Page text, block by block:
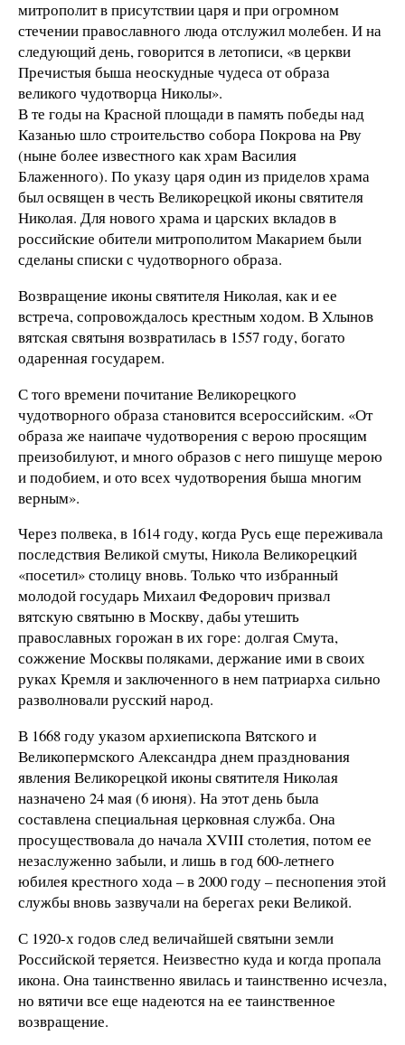
митрополит в присутствии царя и при огромном
стечении православного люда отслужил молебен. И на
следующий день, говорится в летописи, «в церкви
Пречистыя быша неоскудные чудеса от образа
великого чудотворца Николы».
В те годы на Красной площади в память победы над
Казанью шло строительство собора Покрова на Рву
(ныне более известного как храм Василия
Блаженного). По указу царя один из приделов храма
был освящен в честь Великорецкой иконы святителя
Николая. Для нового храма и царских вкладов в
российские обители митрополитом Макарием были
сделаны списки с чудотворного образа.
Возвращение иконы святителя Николая, как и ее
встреча, сопровождалось крестным ходом. В Хлынов
вятская святыня возвратилась в 1557 году, богато
одаренная государем.
С того времени почитание Великорецкого
чудотворного образа становится всероссийским. «От
образа же наипаче чудотворения с верою просящим
преизобилуют, и много образов с него пишуще мерою
и подобием, и ото всех чудотворения быша многим
верным».
Через полвека, в 1614 году, когда Русь еще переживала
последствия Великой смуты, Никола Великорецкий
«посетил» столицу вновь. Только что избранный
молодой государь Михаил Федорович призвал
вятскую святыню в Москву, дабы утешить
православных горожан в их горе: долгая Смута,
сожжение Москвы поляками, держание ими в своих
руках Кремля и заключенного в нем патриарха сильно
разволновали русский народ.
В 1668 году указом архиепископа Вятского и
Великопермского Александра днем празднования
явления Великорецкой иконы святителя Николая
назначено 24 мая (6 июня). На этот день была
составлена специальная церковная служба. Она
просуществовала до начала XVIII столетия, потом ее
незаслуженно забыли, и лишь в год 600-летнего
юбилея крестного хода – в 2000 году – песнопения этой
службы вновь зазвучали на берегах реки Великой.
С 1920-х годов след величайшей святыни земли
Российской теряется. Неизвестно куда и когда пропала
икона. Она таинственно явилась и таинственно исчезла,
но вятичи все еще надеются на ее таинственное
возвращение.